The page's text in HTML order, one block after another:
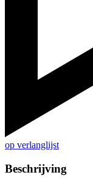
op verlanglijst
Beschrijving